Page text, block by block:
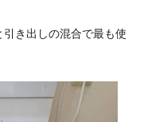
き出しの混合で最も使